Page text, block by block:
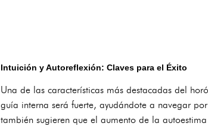
Intuición y Autoreflexión: Claves para el Éxito
Una de las características más destacadas del
guía interna será fuerte, ayudándote a navegar
también sugieren que el aumento de la